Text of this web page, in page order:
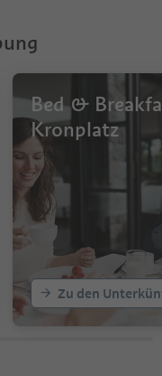
Bed &
Kronplatz
Zu den